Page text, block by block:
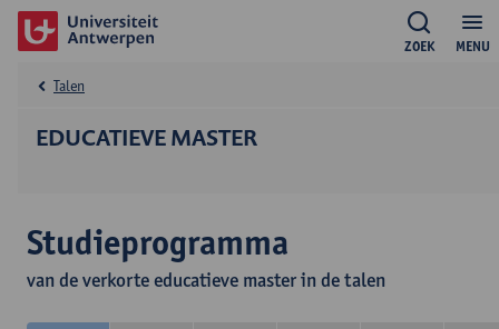
MENU
ZOEK
EDUCATIEVE MASTER
Talen
Studieprogramma
van de verkorte educatieve master in de talen